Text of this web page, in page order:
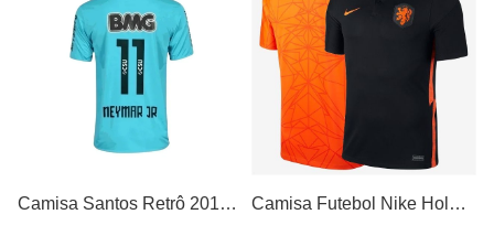
Camisa Santos Retrô 2012 Neymar Jr 11 - Edição Centenário Nike Masculina Camisa Futebol Nike Holanda Home Away Casa Visitante 2020 - 2021